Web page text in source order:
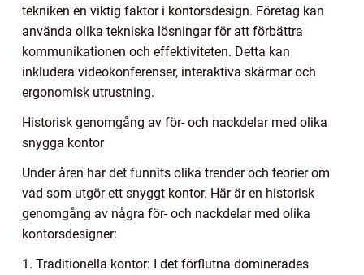
tekniken en viktig faktor i kontorsdesign. Företag kan
använda olika tekniska lösningar för att förbättra
kommunikationen och effektiviteten. Detta kan
inkludera videokonferenser, interaktiva skärmar och
ergonomisk utrustning.
Historisk genomgång av för- och nackdelar med olika
snygga kontor
Under åren har det funnits olika trender och teorier om
vad som utgör ett snyggt kontor. Här är en historisk
genomgång av några för- och nackdelar med olika
kontorsdesigner:
1. Traditionella kontor: I det förflutna dominerades